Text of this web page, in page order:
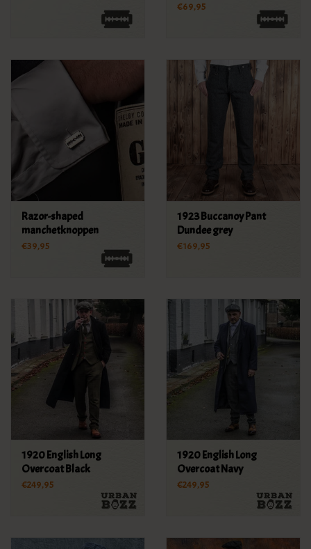
€69,95
Razor-shaped
manchetknoppen
€39,95
1923 Buccanoy Pant
Dundee grey
€169,95
1920 English Long
Overcoat Black
€249,95
1920 English Long
Overcoat Navy
€249,95